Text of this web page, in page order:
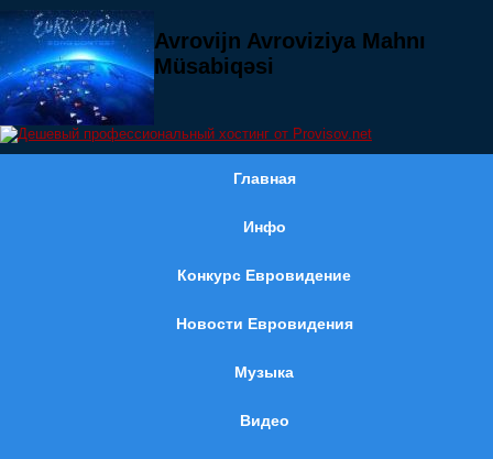
Avrovijn Avroviziya Mahnı
Müsabiqəsi
Главная
Инфо
Конкурс Евровидение
Новости Евровидения
Музыка
Видео